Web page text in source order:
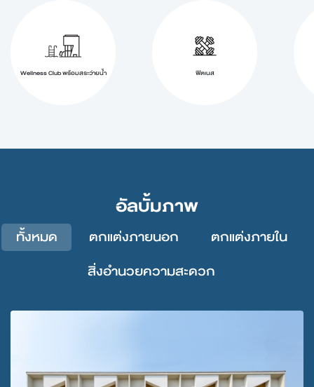
Wellness Club พร้อมสระว่ายน้ำ ฟิตเนส
อัลบั้มภาพ
ทั้งหมด ตกแต่งภายนอก
ตกแต่งภายใน
สิ่งอำนวยความสะดวก